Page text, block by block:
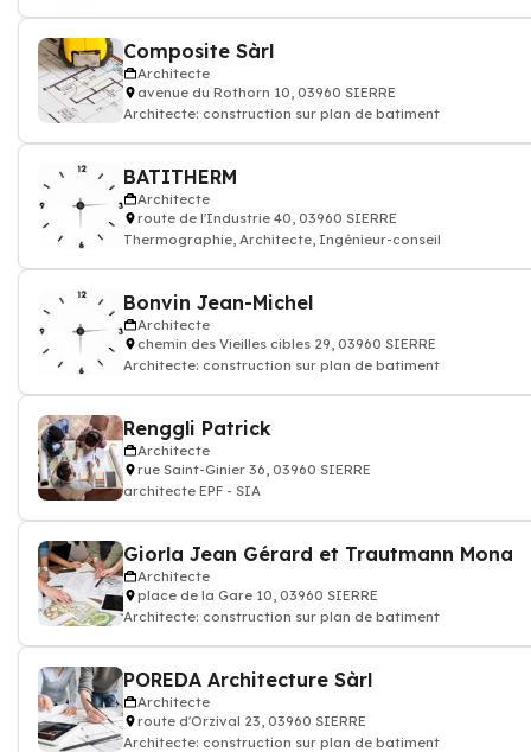
Composite Sàrl
Architecte
avenue du Rothorn 10, 03960 SIERRE
Architecte: construction sur plan de batiment
BATITHERM
Architecte
route de l'Industrie 40, 03960 SIERRE
Thermographie, Architecte, Ingénieur-conseil
Bonvin Jean-Michel
Architecte
chemin des Vieilles cibles 29, 03960 SIERRE
Architecte: construction sur plan de batiment
Renggli Patrick
Architecte
rue Saint-Ginier 36, 03960 SIERRE
architecte EPF - SIA
Giorla Jean Gérard et Trautmann Mona
Architecte
place de la Gare 10, 03960 SIERRE
Architecte: construction sur plan de batiment
POREDA Architecture Sàrl
Architecte
route d'Orzival 23, 03960 SIERRE
Architecte: construction sur plan de batiment